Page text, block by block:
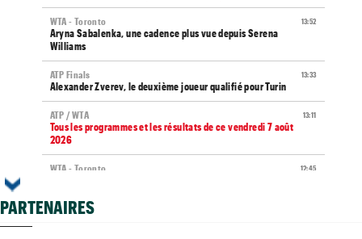
13:52
WTA - Toronto
Aryna Sabalenka, une cadence plus vue depuis Serena
Williams
13:33
ATP Finals
Alexander Zverev, le deuxième joueur qualifié pour Turin
13:11
ATP / WTA
Tous les programmes et les résultats de ce vendredi 7 août
2026
12:45
WTA - Toronto
WTA - Toronto
PARTENAIRES